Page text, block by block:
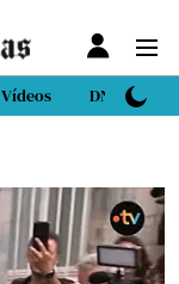
Vídeos DN Sport